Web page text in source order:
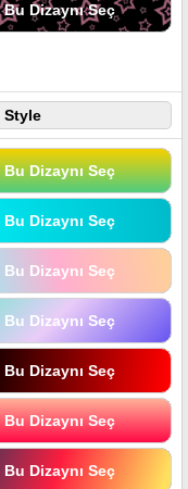
Bu Dizaynı Seç
Style
Bu Dizaynı Seç
Bu Dizaynı Seç
Bu Dizaynı Seç
Bu Dizaynı Seç
Bu Dizaynı Seç
Bu Dizaynı Seç
Bu Dizaynı Seç